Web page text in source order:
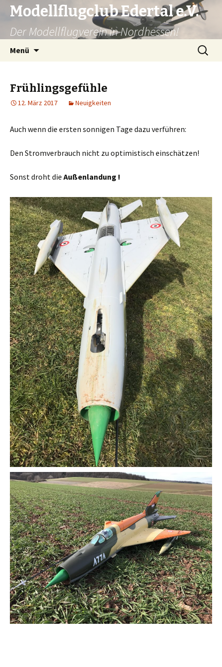
Modellflugclub Edertal e.V.
Der Modellflugverein in Nordhessen!
Menü
Suchen
nach:
Frühlingsgefühle
12. März 2017 Neuigkeiten
Auch wenn die ersten sonnigen Tage dazu verführen:
Den Stromverbrauch nicht zu optimistisch einschätzen!
Sonst droht die Außenlandung !